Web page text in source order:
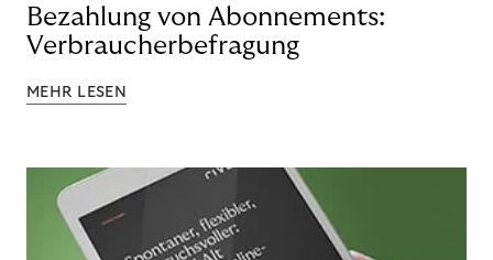
Bezahlung von Abonnements:
Verbraucherbefragung
MEHR LESEN